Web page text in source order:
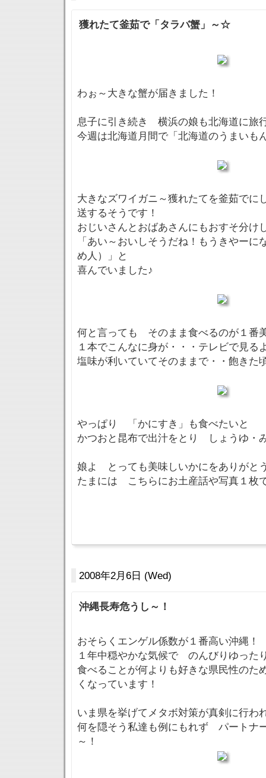
獲れたて釜茹で「タラバ蟹」～☆
わぉ～大きな蟹が届きました！
息子に引き続き 横浜の娘も北海道に旅
今週は北海道月間で「北海道のうまいも
大きなズワイガニ～獲れたてを釜茹でに
送するそうです！
おじいさんとおばあさんにもおすそ分け
「あい～おいしそうだね！もうきやーに
め人）」と
喜んでいました♪
何と言っても そのまま食べるのが１番
１本でこんなに身が・・・テレビで見る
塩味が利いていてそのままで・・飽きた
やっぱり 「かにすき」も食べたいと
かつおと昆布で出汁をとり しょうゆ・
娘よ とっても美味しいかにをありがと
たまには こちらにお土産話や写真１枚
2008年2月6日 (Wed)
沖縄長寿危うし～！
おそらくエンゲル係数が１番高い沖縄！
１年中穏やかな気候で のんびりゆった
食べることが何よりも好きな県民性のた
くなっています！
いま県を挙げてメタボ対策が真剣に行わ
何を隠そう私達も例にもれず パートナ
～！